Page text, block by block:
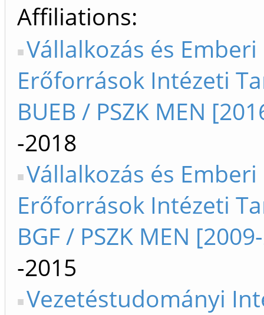
Affiliations
Vállalkozás és Emberi
Erőforrások Intézeti
BUEB / PSZK MEN
-2018
Vállalkozás és Emberi
Erőforrások Intézeti
BGF / PSZK MEN
-2015
Vezetéstudományi